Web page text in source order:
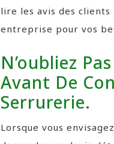
lire les avis des
entreprise pour vos
N’oubliez
Avant De
Serrurerie.
Lorsque vous